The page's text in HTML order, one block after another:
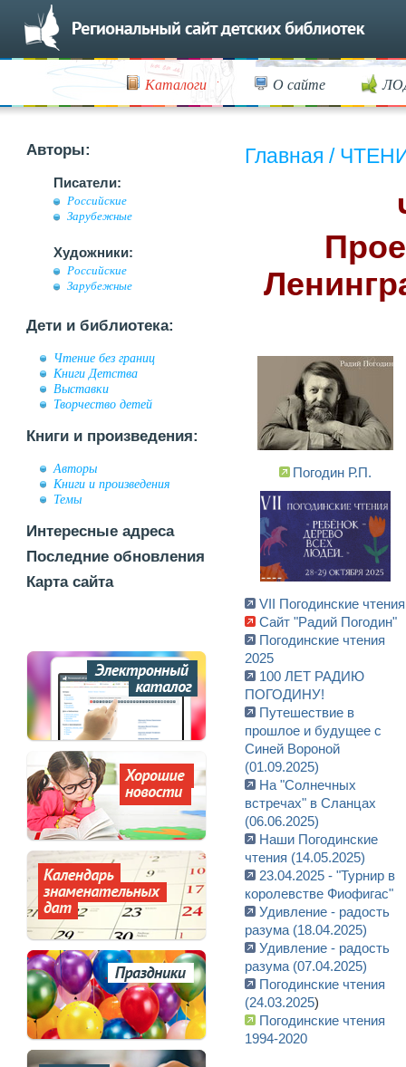
Каталоги О сайте
Авторы:
Писатели:
Российские
Зарубежные
Художники:
Российские
Зарубежные
Дети и библиотека:
Чтение без границ
Книги Детства
Выставки
Творчество детей
Книги и произведения:
Авторы
Книги и произведения
Темы
Интересные адреса
Последние обновления
Карта сайта
Главная /
Погодин Р.П.
VII Погодинcкие чтения
Сайт "Радий Погодин"
Погодинские чтения
2025
100 ЛЕТ РАДИЮ
ПОГОДИНУ!
Путешествие в
прошлое и будущее с
Синей Вороной
(01.09.2025)
На "Солнечных
встречах" в Сланцах
(06.06.2025)
Наши Погодинские
чтения (14.05.2025)
23.04.2025 - "Турнир в
королевстве Фиофигас"
Удивление - радость
разума (18.04.2025)
Удивление - радость
разума (07.04.2025)
Погодинские чтения
(24.03.2025)
Погодинские чтения
1994-2020